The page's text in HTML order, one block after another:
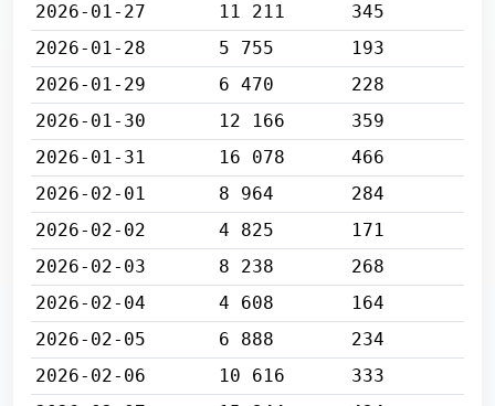
2026-01-27
11 211
345
2026-01-28
5 755
193
2026-01-29
6 470
228
2026-01-30
12 166
359
2026-01-31
16 078
466
2026-02-01
8 964
284
2026-02-02
4 825
171
2026-02-03
8 238
268
2026-02-04
4 608
164
2026-02-05
6 888
234
2026-02-06
10 616
333